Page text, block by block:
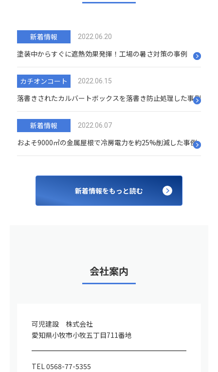
新着情報 2022.06.20
塗装中からすぐに遮熱効果発揮！工場の暑さ対策の事例
カチオンコート 2022.06.15
落書きされたカルバートボックスを落書き防止処理した事例
新着情報 2022.06.07
およそ9000㎡の金属屋根で冷房電力を約25%削減した事例
新着情報をもっと読む
会社案内
可児建設 株式会社
愛知県小牧市小牧五丁目711番地
TEL 0568-77-5355